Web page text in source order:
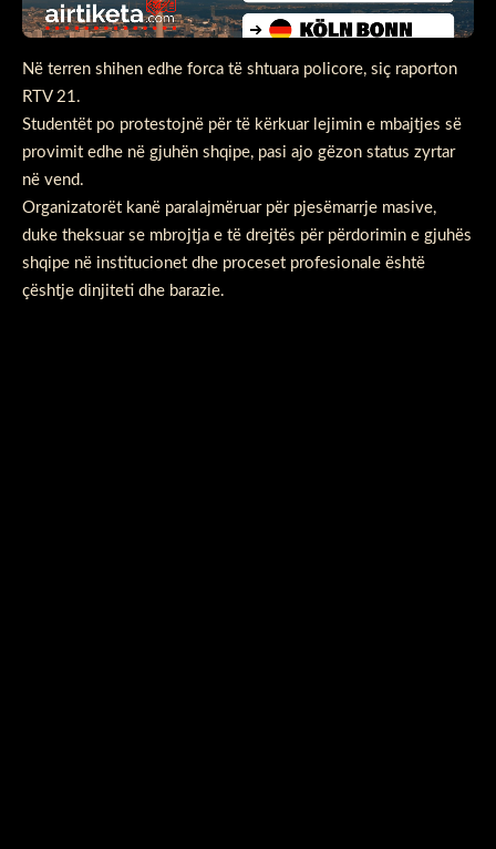
Në terren shihen edhe forca të shtuara policore, siç raporton
RTV 21.
Studentët po protestojnë për të kërkuar lejimin e mbajtjes së
provimit edhe në gjuhën shqipe, pasi ajo gëzon status zyrtar
në vend.
Organizatorët kanë paralajmëruar për pjesëmarrje masive,
duke theksuar se mbrojtja e të drejtës për përdorimin e gjuhës
shqipe në institucionet dhe proceset profesionale është
çështje dinjiteti dhe barazie.